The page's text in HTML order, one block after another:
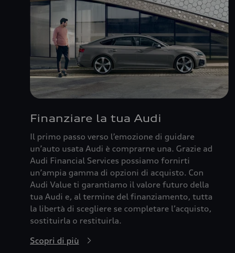
Finanziare la tua Audi
Il primo passo verso l’emozione di guidare
un’auto usata Audi è comprarne una. Grazie ad
Audi Financial Services possiamo fornirti
un’ampia gamma di opzioni di acquisto. Con
Audi Value ti garantiamo il valore futuro della
tua Audi e, al termine del finanziamento, tutta
la libertà di scegliere se completare l’acquisto,
sostituirla o restituirla.
Scopri di più